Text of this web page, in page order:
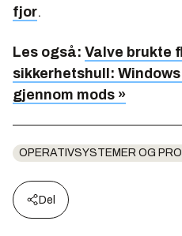
fjor.
Les også: Valve brukte
sikkerhetshull:
gjennom mods »
OPERATIVSYSTEMER OG
Del